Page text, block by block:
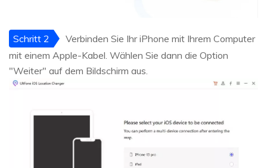
Schritt 2
Verbinden Sie Ihr iPhone mit Ihrem Computer
mit einem Apple-Kabel. Wählen Sie dann die Option
"Weiter" auf dem Bildschirm aus.